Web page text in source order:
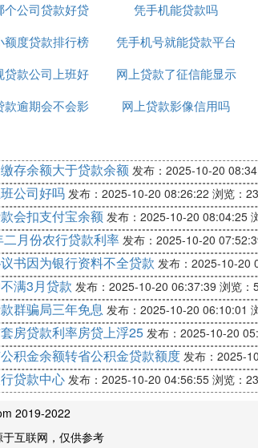
可能是一辈子签自己名字最多的一次
都要保管好，其中会有一张留有分期
产品交易上。如成套设备、大型交通
为订金给出口人，其余大部分货款
和劳务的一种付款方式。买卖双方在
金额均事先在契约中写明。
嘛。
平台
个公司贷款好贷 凭手机能贷款吗
额度贷款排行榜 凭手机号就能贷款平台
贷款公司上班好
吗
网上贷款了征信能显示
出来吗
款逾期会不会影
网上贷款影像信用吗
存余额大于贷款余额 发布：2025-10-20
公司好吗 发布：2025-10-20 08:26:22 浏览：
会扣支付宝余额 发布：2025-10-20 08:04:25
月份农行贷款利率 发布：2025-10-20
书因为银行资料不全贷款 发布：2025-10-20
满3月贷款 发布：2025-10-20 06:37:39 浏览：
群骗局三年免息 发布：2025-10-20 06:10:01
房贷款利率房贷上浮25 发布：2025-10-20
积金余额转省公积金贷款额度 发布：2025-
贷款中心 发布：2025-10-20 04:56:55 浏览：
2019-2022
互联网，仅供参考